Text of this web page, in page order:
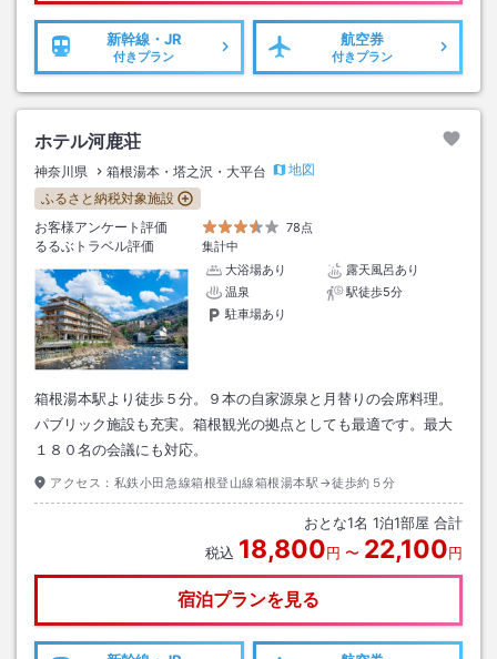
新幹線・JR
付きプラン
航空券
付きプラン
ホテル河鹿荘
神奈川県 箱根湯本・塔之沢・大平台
地図
ふるさと納税対象施設
お客様アンケート評価
78点
るるぶトラベル評価
集計中
大浴場あり
露天風呂あり
温泉
駅徒歩5分
駐車場あり
箱根湯本駅より徒歩５分。９本の自家源泉と月替りの会席料理。
パブリック施設も充実。箱根観光の拠点としても最適です。最大
１８０名の会議にも対応。
アクセス： 私鉄小田急線箱根登山線箱根湯本駅→徒歩約５分
おとな1名 1泊1部屋 合計
税込 18,800円 〜 22,100円
宿泊プランを見る